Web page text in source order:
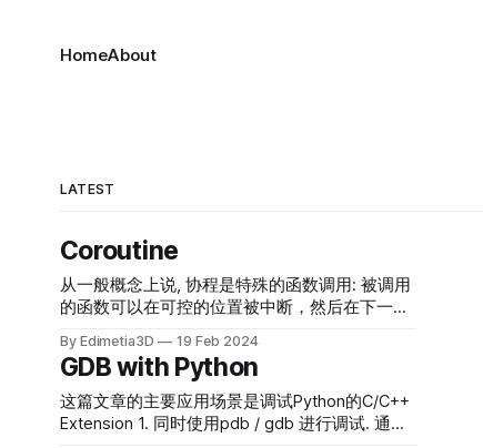
HomeAbout
LATEST
Coroutine
从一般概念上说, 协程是特殊的函数调用: 被调用
的函数可以在可控的位置被中断，然后在下一次
主要通过Python的协程来介绍协程, 这是我唯一
熟悉的一种协程实现. Classic Coroutine 下面的
python代码很好的说明了协程的核心功能 def
co_routine(): recv0 = yield 996 # hangs here
By Edimetia3D 19 Feb 2024
GDB with Python
这篇文章的主要应用场景是调试Python的C/C++
Extension 1. 同时使用pdb / gdb 进行调试. 通俗